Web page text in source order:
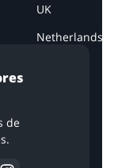
de
UK
Netherlands